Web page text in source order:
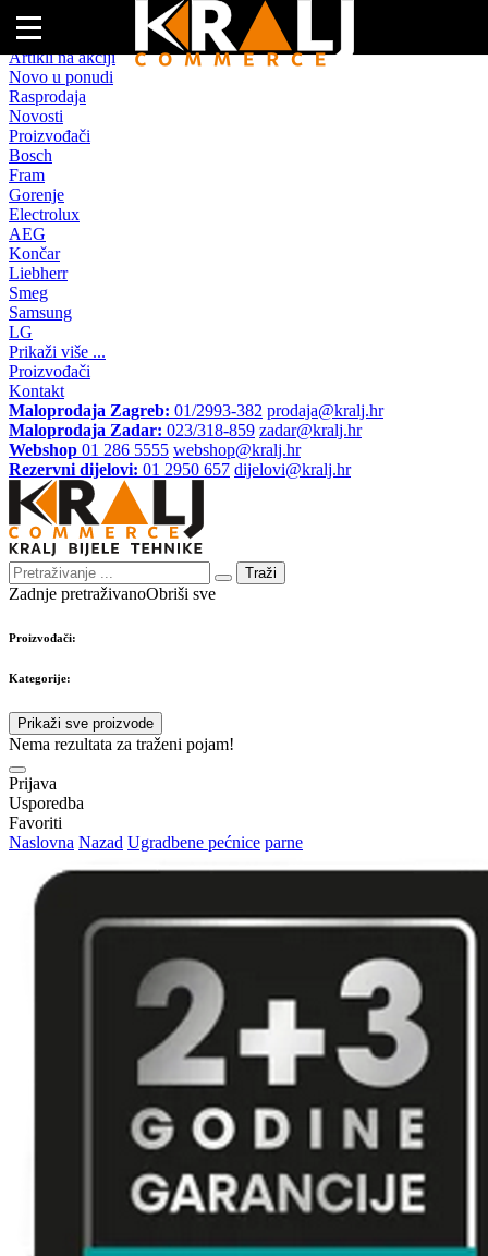
Naslovna
Artikli na akciji
Novo u ponudi
Rasprodaja
Novosti
Proizvođači
Bosch
Fram
Gorenje
Electrolux
AEG
Končar
Liebherr
Smeg
Samsung
LG
Prikaži više ...
Proizvođači
Kontakt
Maloprodaja Zagreb: 01/2993-382 prodaja@kralj.hr
Maloprodaja Zadar: 023/318-859 zadar@kralj.hr
Webshop 01 286 5555 webshop@kralj.hr
Rezervni dijelovi: 01 2950 657 dijelovi@kralj.hr
Traži
Zadnje pretraživanoObriši sve
Proizvođači:
Kategorije:
Prikaži sve proizvode
Nema rezultata za traženi pojam!
Prijava
Usporedba
Favoriti
Naslovna Nazad Ugradbene pećnice parne